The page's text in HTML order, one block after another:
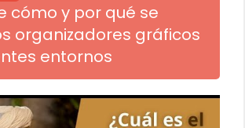
cómo y por qué se
organizadores gráficos
entornos